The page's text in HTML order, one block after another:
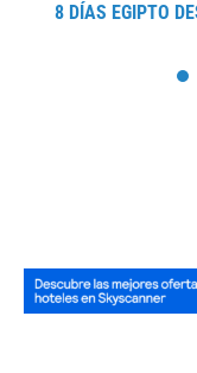
8 DÍAS EGIPTO